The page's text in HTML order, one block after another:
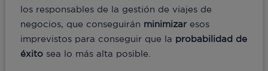
los responsables de la gestión de viajes de
negocios, que conseguirán minimizaresos
imprevistos para conseguir que la probabilidad de
éxitosea lo más alta posible.